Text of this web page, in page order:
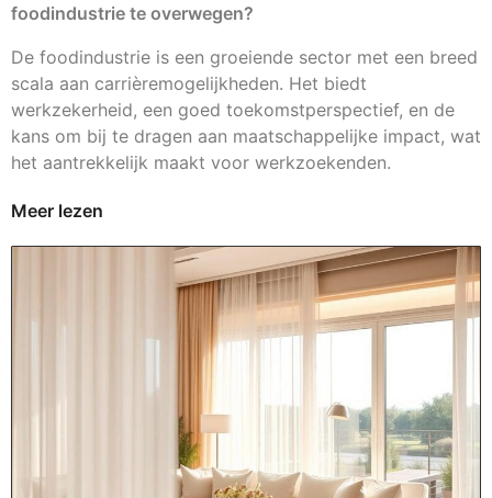
foodindustrie te overwegen?
De foodindustrie is een groeiende sector met een breed
scala aan carrièremogelijkheden. Het biedt
werkzekerheid, een goed toekomstperspectief, en de
kans om bij te dragen aan maatschappelijke impact, wat
het aantrekkelijk maakt voor werkzoekenden.
Meer lezen